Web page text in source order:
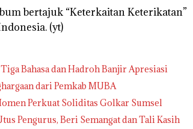
bertajuk “Keterkaitan Keterikatan”
(yt)
Bahasa dan Hadroh Banjir Apresiasi
dari Pemkab MUBA
Perkuat Soliditas Golkar Sumsel
Pengurus, Beri Semangat dan Tali Kasih